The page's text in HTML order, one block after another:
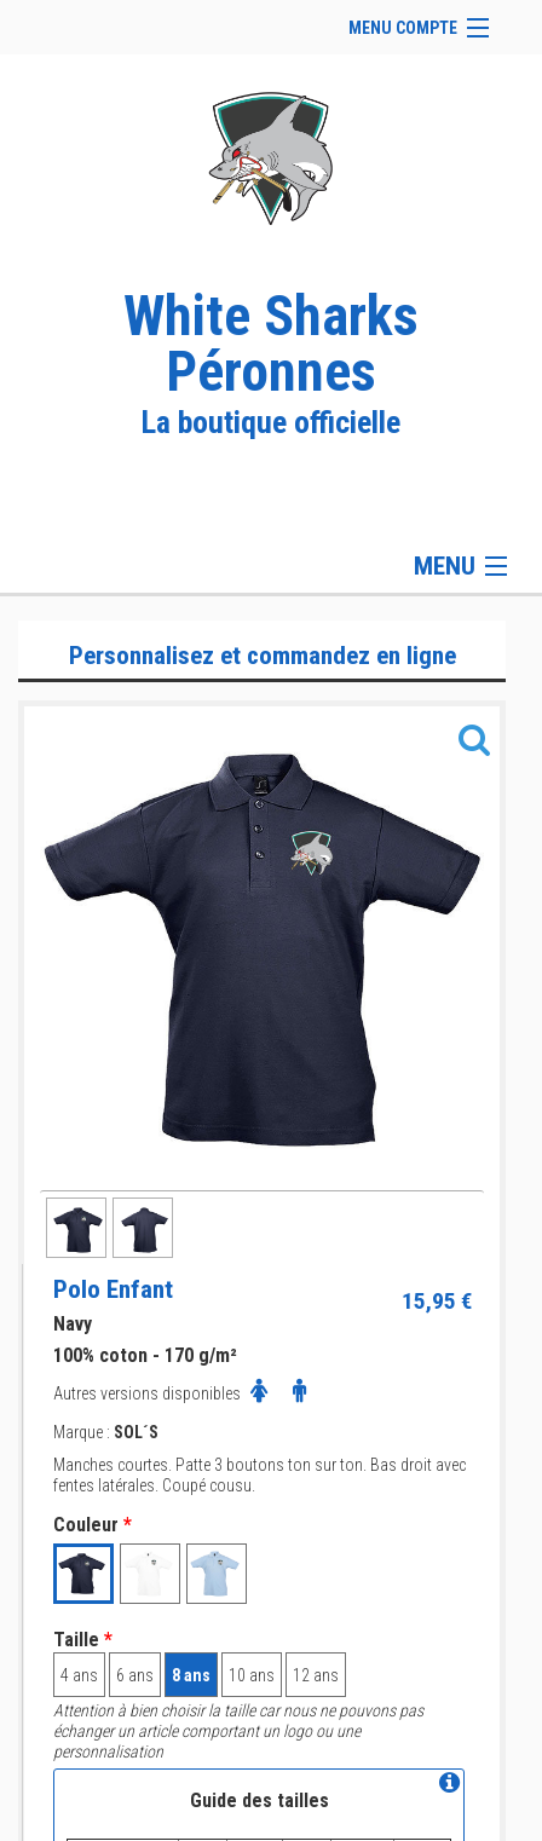
MENU COMPTE
Site Web du club
Facebook
Se connecter
Panier (vide
White Sharks
Péronnes
La boutique officielle
MENU
Gamme Training
Informations
Personnalisez et commandez en ligne
Polo Enfant 15,95 €
Navy
100% coton - 170 g/m²
Autres versions disponibles
Marque : SOL´S
Manches courtes. Patte 3 boutons ton sur ton. Bas droit avec
fentes latérales. Coupé cousu.
Couleur *
Taille *
4 ans 6 ans 8 ans 10 ans
12 ans
Attention à bien choisir la taille car nous ne pouvons pas
échanger un article comportant un logo ou une
personnalisation
Guide des tailles